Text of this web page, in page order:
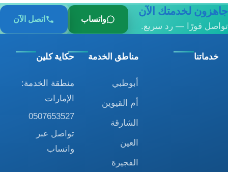
جاهزون لخدمتك الآن
تواصل فورًا — رد سريع.
واتساب اتصل الآن
خدماتنا مناطق الخدمة
أبوظبي
أم القيوين
الشارقة
العين
الفجيرة
حكاية كلين
منطقة الخدمة:
الإمارات
0507653527
تواصل عبر
واتساب